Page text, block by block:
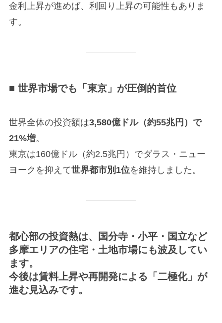
金利上昇が進めば、利回り上昇の可能性もありま
す。
■ 世界市場でも「東京」が圧倒的首位
世界全体の投資額は3,580億ドル（約55兆円）で
21%増。
東京は160億ドル（約2.5兆円）でダラス・ニュー
ヨークを抑えて世界都市別1位を維持しました。
都心部の投資熱は、
国分寺・小平・国立など
多摩エリアの住宅・土地市場にも波及してい
ます。
今後は賃料上昇や再開発による「二極化」が
進む見込みです。